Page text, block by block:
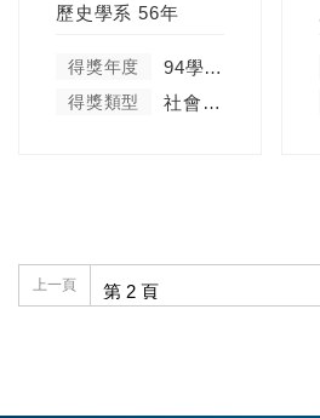
歷史學系 56年
得獎年度 94學年度
得獎類型 社會服務及彰顯天主教精神類
上一頁